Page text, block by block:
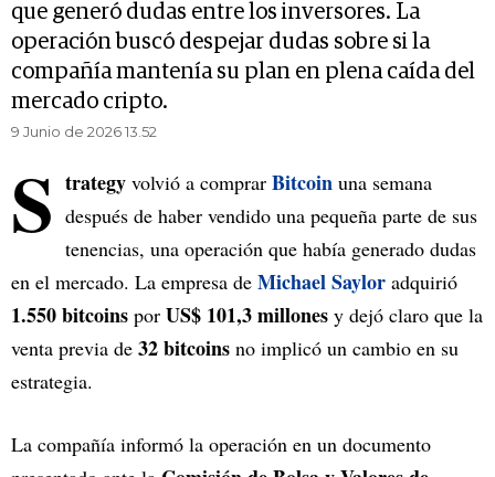
que generó dudas entre los inversores. La
operación buscó despejar dudas sobre si la
compañía mantenía su plan en plena caída del
mercado cripto.
9 Junio de 2026 13.52
S trategy volvió a comprar Bitcoin una semana
después de haber vendido una pequeña parte de sus
tenencias, una operación que había generado dudas
en el mercado. La empresa de Michael Saylor adquirió
1.550 bitcoins por US$ 101,3 millones y dejó claro que la
venta previa de 32 bitcoins no implicó un cambio en su
estrategia.
La compañía informó la operación en un documento